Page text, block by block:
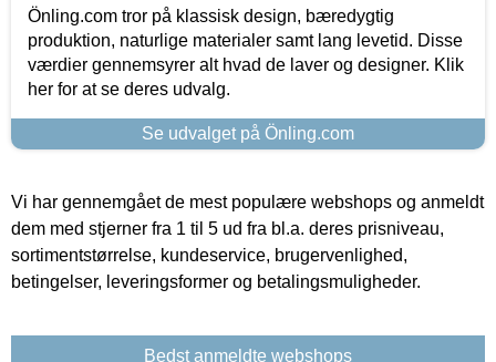
Önling.com tror på klassisk design, bæredygtig
produktion, naturlige materialer samt lang levetid. Disse
værdier gennemsyrer alt hvad de laver og designer. Klik
her for at se deres udvalg.
Se udvalget på Önling.com
Vi har gennemgået de mest populære webshops og anmeldt
dem med stjerner fra 1 til 5 ud fra bl.a. deres prisniveau,
sortimentstørrelse, kundeservice, brugervenlighed,
betingelser, leveringsformer og betalingsmuligheder.
Bedst anmeldte webshops